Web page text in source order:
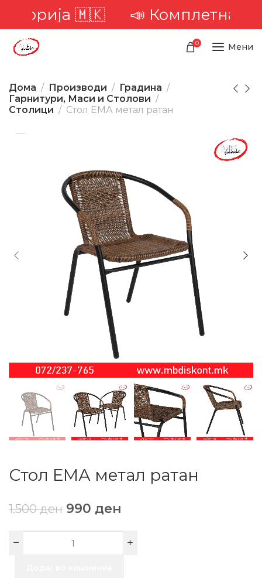
🇲🇰📣 Комплетна
0 Мени
Дома Производи
Градина
Гарнитури, Маси и Столови
Столици
Стол ЕМА метал ратан
Стол ЕМА метал ратан
1.500ден 990 ден